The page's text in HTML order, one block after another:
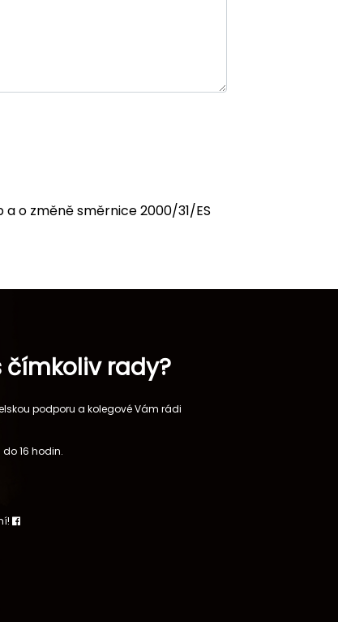
o změně směrnice 2000/31/ES
čímkoliv rady?
podporu a kolegové Vám rádi
16 hodin.